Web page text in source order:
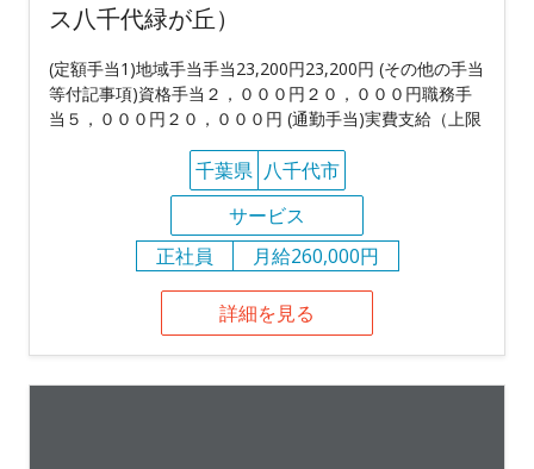
ス八千代緑が丘）
(定額手当1)地域手当手当23,200円23,200円 (その他の手当
等付記事項)資格手当２，０００円２０，０００円職務手
当５，０００円２０，０００円 (通勤手当)実費支給（上限
千葉県 八千代市
サービス
正社員
月給260,000円
詳細を見る